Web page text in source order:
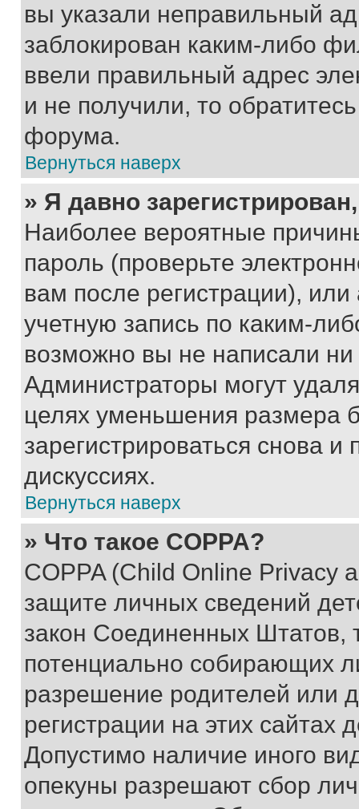
вы указали неправильный
заблокирован каким-либо
ввели правильный адрес
и не получили, то
форума.
Вернуться наверх
» Я давно
Наиболее вероятные
пароль (проверьте
вам после регистрации),
учетную запись по каким-
возможно вы не написали
Администраторы могут
целях уменьшения размера
зарегистрироваться снова и
дискуссиях.
Вернуться наверх
» Что такое COPPA?
COPPA (Child Online Privacy
защите личных сведений
закон Соединенных Штатов,
потенциально собирающих
разрешение родителей или
регистрации на этих сайтах
Допустимо наличие иного
опекуны разрешают сбор